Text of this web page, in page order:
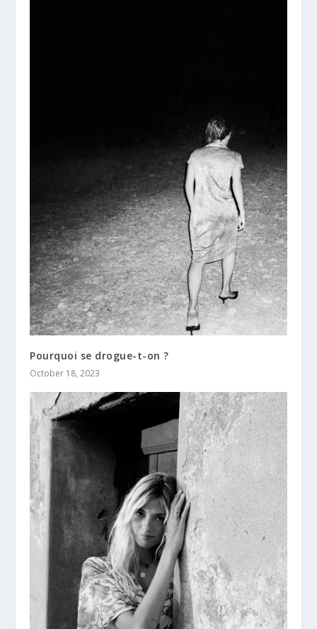
Pourquoi se drogue-t-on ?
October 18, 2023